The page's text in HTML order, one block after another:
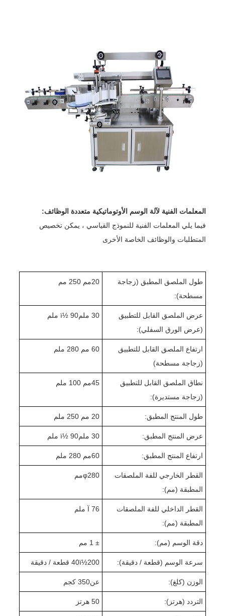
المعلمات الفنية لآلة الوسم الأوتوماتيكية متعددة الوظائف:
فيما يلي المعلمات الفنية للنموذج القياسي ، يمكن تخصيص
المتطلبات والوظائف الخاصة الأخرى
طول الملصق المطبق (زجاجة
مسطحة):
20 مم 250 مم
عرض الملصق القابل للتطبيق
(عرض الورق السفلي):
30 ملمï½ 90 ملم
ارتفاع الملصق القابل للتطبيق
(زجاجة مسطحة)
60 مم 2 80 ملم
نطاق الملصق القابل للتطبيق
(زجاجة مستديرة):
45مم 1 00 ملم
طول المنتج المطبق: 20 مم 2 50 ملم
عرض المنتج المطبق: 30 ملمï½ 90 ملم
ارتفاع المنتج المطبق: 60 مم 2 80 ملم
القطر الخارجي للفة الملصقات
المطبقة (مم):
φ280 مم
القطر الداخلي للفة الملصقات
المطبقة (مم):
Ï 76 ملم
دقة الوسم (مم): ± 1 مم
سرعة الوسم (قطعة / دقيقة): 40ï½200 قطعة / دقيقة
الوزن (كلغ): عن 350 كجم
التردد (هرتز): 50 هرتز